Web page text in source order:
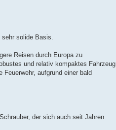
sehr solide Basis.
Reisen durch Europa zu
und relativ kompaktes Fahrzeug
aufgrund einer bald
der sich auch seit Jahren